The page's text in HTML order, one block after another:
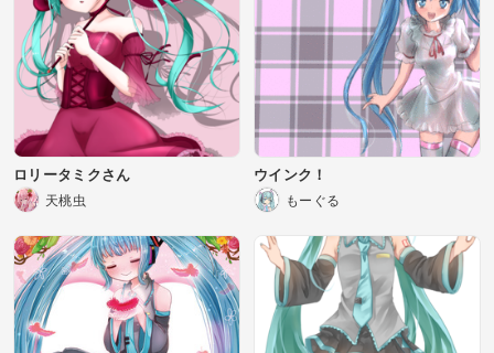
ロリータミクさん
天桃虫
ウインク！
もーぐる